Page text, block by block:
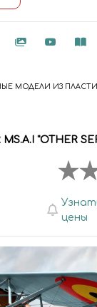
МОДЕЛИ ИЗ
"OTHER
цены